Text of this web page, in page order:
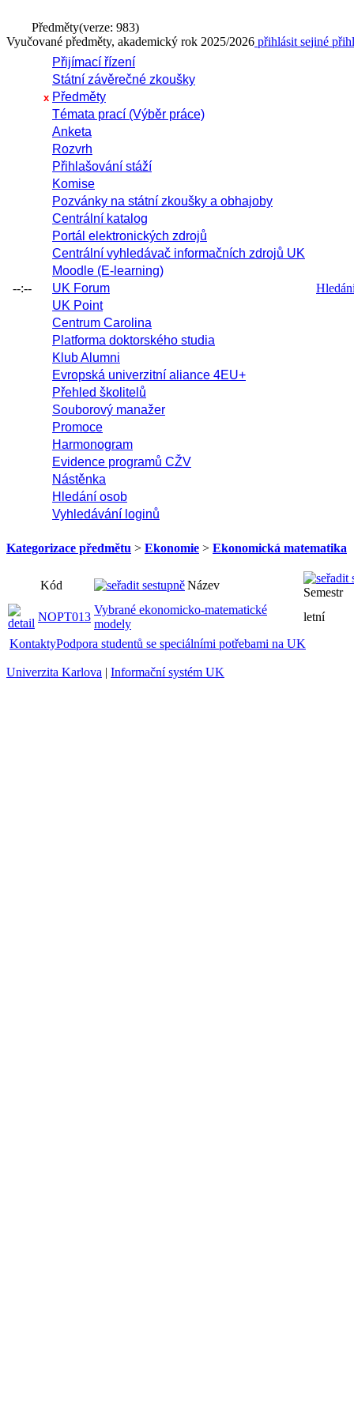
Předměty(verze: 983)
Vyučované předměty, akademický rok 2025/2026 přihlásit sejiné
--:--
Přijímací řízení
Státní závěrečné zkoušky
x Předměty
Témata prací (Výběr práce)
Anketa
Rozvrh
Přihlašování stáží
Komise
Pozvánky na státní zkoušky a obhajoby
Centrální katalog
Portál elektronických zdrojů
Centrální vyhledávač informačních zdrojů UK
Moodle (E-learning)
UK Forum
UK Point
Centrum Carolina
Platforma doktorského studia
Klub Alumni
Evropská univerzitní aliance 4EU+
Přehled školitelů
Souborový manažer
Promoce
Harmonogram
Evidence programů CŽV
Nástěnka
Hledání osob
Vyhledávání loginů
Kategorizace předmětu > Ekonomie > Ekonomická matematika
Kód Název
Semestr
NOPT013
Vybrané ekonomicko-matematické
modely
letní
KontaktyPodpora studentů se speciálními potřebami na UK
Univerzita Karlova | Informační systém UK